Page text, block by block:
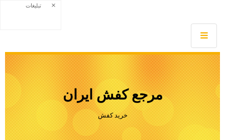
مرجع كفش ايران
خريد كفش
تبلیغات ×